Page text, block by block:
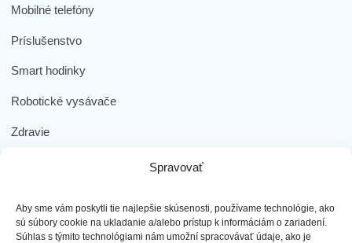
Spravovať
Aby sme vám poskytli tie najlepšie skúsenosti, používame technológie, ako
sú súbory cookie na ukladanie a/alebo prístup k informáciám o zariadení.
Súhlas s týmito technológiami nám umožní spracovávať údaje, ako je
Mobilné telefóny
Príslušenstvo
Smart hodinky
Robotické vysávače
Zdravie
Dôležité odkazy